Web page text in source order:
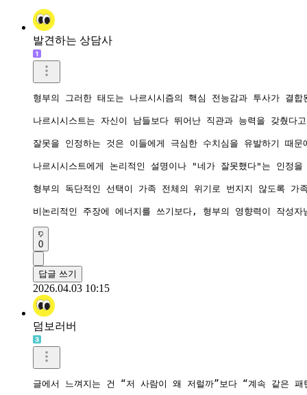
발견하는 상담사
형부의 그러한 태도는 나르시시즘의 핵심 전능감과 투사가 결
나르시시스트는 자신이 남들보다 뛰어난 직관과 능력을 갖췄
잘못을 인정하는 것은 이들에게 극심한 수치심을 유발하기 때
나르시시스트에게 논리적인 설명이나 "네가 잘못했다"는 인
형부의 독단적인 선택이 가족 전체의 위기로 번지지 않도록
비논리적인 주장에 에너지를 쓰기보다, 형부의 영향력이 작성
0
답글 쓰기
2026.04.03 10:15
덤보러버
글에서 느껴지는 건 “저 사람이 왜 저럴까”보다 “계속 같은